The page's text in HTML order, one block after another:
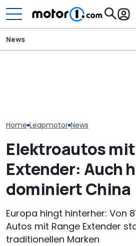
News
Home Leapmotor News
Elektroautos
Extender: Auch
dominiert China
Europa hingt hinterher: Von
Autos mit Range Extender
traditionellen Marken